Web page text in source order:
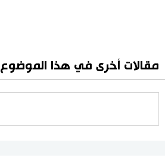
مقالات أخرى في هذا الموضوع